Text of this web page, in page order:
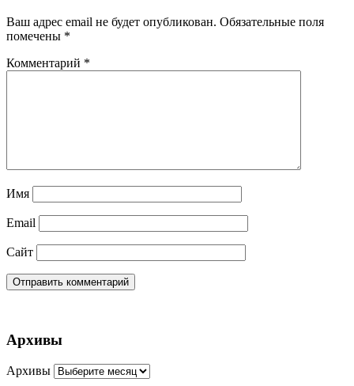
Ваш адрес email не будет опубликован. Обязательные поля
помечены *
Комментарий *
Имя
Email
Сайт
Архивы
Архивы